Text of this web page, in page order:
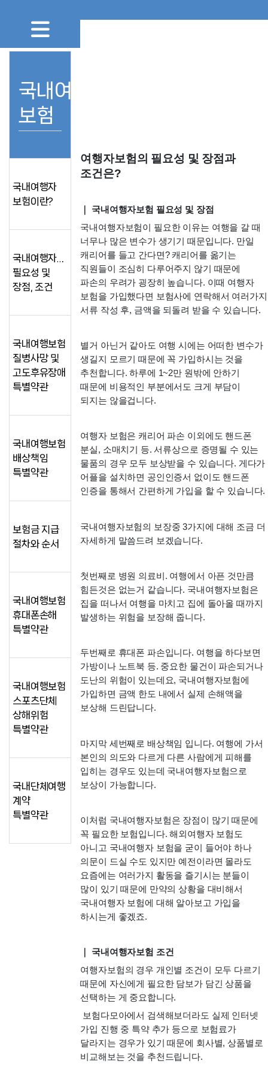
여행자보험의 필요성 및 장점과
조건은?
｜ 국내여행자보험 필요성 및 장점
국내여행자보험이 필요한 이유는 여행을 갈 때
너무나 많은 변수가 생기기 때문입니다. 만일
캐리어를 들고 간다면? 캐리어를 옮기는
직원들이 조심히 다루어주지 않기 때문에
파손의 우려가 굉장히 높습니다. 이때 여행자
보험을 가입했다면 보험사에 연락해서 여러가지
서류 작성 후, 금액을 되돌려 받을 수 있습니다.
별거 아닌거 같아도 여행 시에는 어떠한 변수가
생길지 모르기 때문에 꼭 가입하시는 것을
추천합니다. 하루에 1~2만 원밖에 안하기
때문에 비용적인 부분에서도 크게 부담이
되지는 않을겁니다.
여행자 보험은 캐리어 파손 이외에도 핸드폰
분실, 소매치기 등. 서류상으로 증명될 수 있는
물품의 경우 모두 보상받을 수 있습니다. 게다가
어플을 설치하면 공인인증서 없이도 핸드폰
인증을 통해서 간편하게 가입을 할 수 있습니다.
국내여행자보험의 보장중 3가지에 대해 조금 더
자세하게 말씀드려 보겠습니다.
첫번째로 병원 의료비. 여행에서 아픈 것만큼
힘든것은 없는거 같습니다. 국내여행자보험은
집을 떠나서 여행을 마치고 집에 돌아올 때까지
발생하는 위험을 보장해 줍니다.
두번째로 휴대폰 파손입니다. 여행을 하다보면
가방이나 노트북 등. 중요한 물건이 파손되거나
도난의 위험이 있는데요, 국내여행자보험에
가입하면 금액 한도 내에서 실제 손해액을
보상해 드린답니다.
마지막 세번째로 배상책임 입니다. 여행에 가서
본인의 의도와 다르게 다른 사람에게 피해를
입히는 경우도 있는데 국내여행자보험으로
보상이 가능합니다.
이처럼 국내여행자보험은 장점이 많기 때문에
꼭 필요한 보험입니다. 해외여행자 보험도
아니고 국내여행자 보험을 굳이 들어야 하나
의문이 드실 수도 있지만 예전이라면 몰라도
요즘에는 여러가지 활동을 즐기시는 분들이
많이 있기 때문에 만약의 상황을 대비해서
국내여행자 보험에 대해 알아보고 가입을
하시는게 좋겠죠.
｜ 국내여행자보험 조건
여행자보험의 경우 개인별 조건이 모두 다르기
때문에 자신에게 필요한 담보가 담긴 상품을
선택하는 게 중요합니다.
보험다모아에서 검색해보더라도 실제 인터넷
가입 진행 중 특약 추가 등으로 보험료가
달라지는 경우가 있기 때문에 회사별, 상품별로
비교해보는 것을 추천드립니다.
국내여행자
보험
국내여행자
보험이란?
국내여행자보험
필요성 및
장점, 조건
국내여행보험
질병사망 및
고도후유장애
특별약관
국내여행보험
배상책임
특별약관
보험금 지급
절차와 순서
국내여행보험
휴대폰손해
특별약관
국내여행보험
스포츠단체
상해위험
특별약관
국내단체여행
계약
특별약관